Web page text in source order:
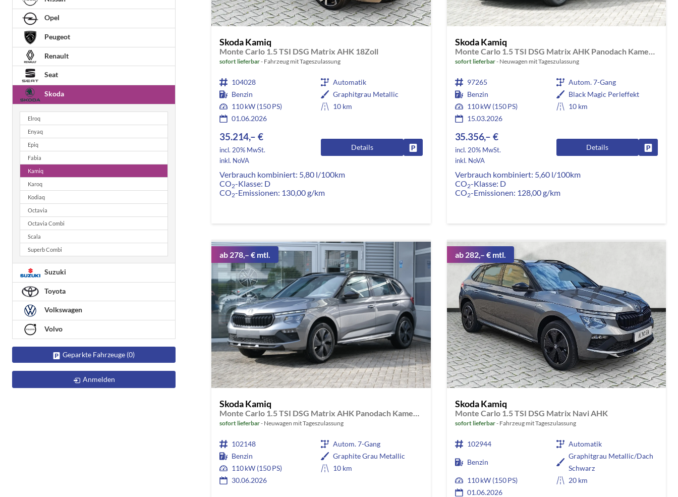
Skoda Kamiq
Monte Carlo 1.5 TSI DSG Matrix AHK 18Zoll
sofort lieferbar Fahrzeug mit Tageszulassung
104028
Automatik
Benzin
Graphitgrau Metallic
110 kW (150 PS)
10 km
01.06.2026
35.214,– €
incl. 20% MwSt.
inkl. NoVA
Details Fahrzeug parken
Verbrauch kombiniert: 5,80 l/100km
CO2-Klasse: D
CO2-Emissionen: 130,00 g/km
Skoda Kamiq
Monte Carlo 1.5 TSI DSG Matrix AHK Panodach Kamera App-Navi
sofort lieferbar Neuwagen mit Tageszulassung
97265
Autom. 7-Gang
Benzin
Black Magic Perleffekt
110 kW (150 PS)
10 km
15.03.2026
35.356,– €
incl. 20% MwSt.
inkl. NoVA
Details
Verbrauch kombiniert: 5,60 l/100km
CO2-Klasse: D
CO2-Emissionen: 128,00 g/km
ab 278,– € mtl.
Skoda Kamiq
Monte Carlo 1.5 TSI DSG Matrix AHK Panodach Kamera App-Navi
sofort lieferbar Neuwagen mit Tageszulassung
102148
Autom. 7-Gang
Benzin
Graphite Grau Metallic
110 kW (150 PS)
10 km
30.06.2026
ab 282,– € mtl.
Skoda Kamiq
Monte Carlo 1.5 TSI DSG Matrix Navi AHK
sofort lieferbar Fahrzeug mit Tageszulassung
102944 Automatik
Benzin
Graphitgrau Metallic/Dach
Schwarz
110 kW (150 PS)
20 km
01.06.2026
Opel
Peugeot
Renault
Seat
Skoda
Elroq
Enyaq
Epiq
Fabia
Kamiq
Karoq
Kodiaq
Octavia
Octavia Combi
Scala
Superb Combi
Suzuki
Toyota
Volkswagen
Volvo
Geparkte Fahrzeuge (0)
Anmelden